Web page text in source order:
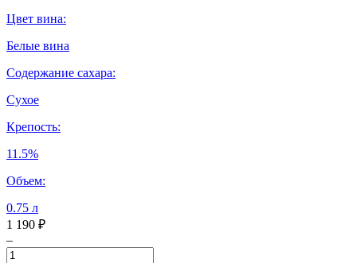
Цвет вина:
Белые вина
Содержание сахара:
Сухое
Крепость:
11.5%
Объем:
0.75 л
1 190 ₽
–